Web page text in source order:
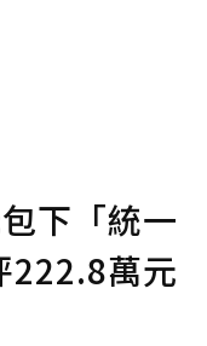
下「統一
222.8萬元